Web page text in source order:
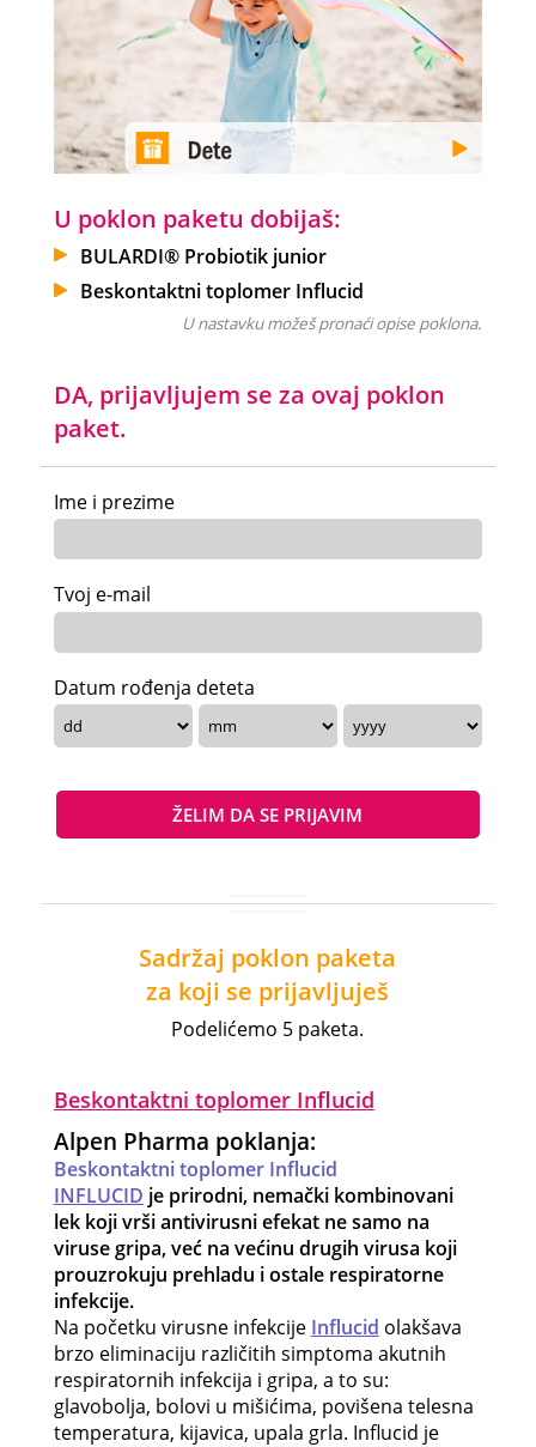
U poklon paketu dobijaš:
BULARDI® Probiotik junior
Beskontaktni toplomer Influcid
U nastavku možeš pronaći opise poklona.
DA, prijavljujem se za ovaj poklon
paket.
Ime i prezime
Tvoj e-mail
Datum rođenja deteta
ŽELIM DA SE PRIJAVIM
Sadržaj poklon paketa
za koji se prijavljuješ
Podelićemo 5 paketa.
Beskontaktni toplomer Influcid
Alpen Pharma poklanja:
Beskontaktni toplomer Influcid
INFLUCID je prirodni, nemački kombinovani
lek koji vrši antivirusni efekat ne samo na
viruse gripa, već na većinu drugih virusa koji
prouzrokuju prehladu i ostale respiratorne
infekcije.
Na početku virusne infekcije Influcid olakšava
brzo eliminaciju različitih simptoma akutnih
respiratornih infekcija i gripa, a to su:
glavobolja, bolovi u mišićima, povišena telesna
temperatura, kijavica, upala grla. Influcid je